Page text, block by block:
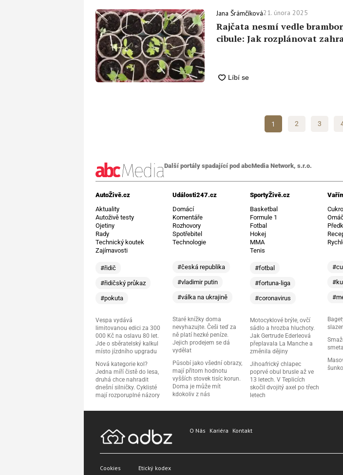
Jana Šrámčíková21. února 2025
Rajčata nesmí vedle
cibule: Jak rozplánovat
1 2 3
Další portály spadající pod abcMedia Network, s.r.o.
AutoŽivě.cz
Aktuality
Autoživě testy
Ojetiny
Rady
Technický koutek
Zajímavosti
#řidič
#řidičský průkaz
#pokuta
Vespa vydává
limitovanou edici za 300
000 Kč na oslavu 80 let.
Jde o sběratelský kalkul
místo jízdního upgradu
Nová kategorie kol?
Jedna míří čistě do lesa,
druhá chce nahradit
dnešní silničky. Cyklisté
mají rozporuplné názory
Události247.cz
Domácí
Komentáře
Rozhovory
Spotřebitel
Technologie
#česká republika
#vladimir putin
#válka na ukrajině
Staré knížky doma
nevyhazujte. Češi teď za
ně platí hezké peníze.
Jejich prodejem se dá
vydělat
Působí jako všední obrazy,
mají přitom hodnotu
vyšších stovek tisíc korun.
Doma je může mít
kdokoliv z nás
SportyŽivě.cz
Basketbal
Formule 1
Fotbal
Hokej
MMA
Tenis
#fotbal
#fortuna-liga
#coronavirus
Motocyklové brýle, ovčí
sádlo a hrozba hluchoty.
Jak Gertrude Ederleová
přeplavala La Manche a
změnila dějiny
Jihoafrický chlapec
poprvé obul brusle až ve
13 letech. V Teplicích
skočil dvojitý axel po třech
letech
O Nás Kariéra Kontakt
Cookies Etický kodex